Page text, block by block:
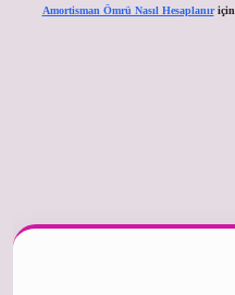
Amortisman Ömrü Nasıl Hesaplanıriçin